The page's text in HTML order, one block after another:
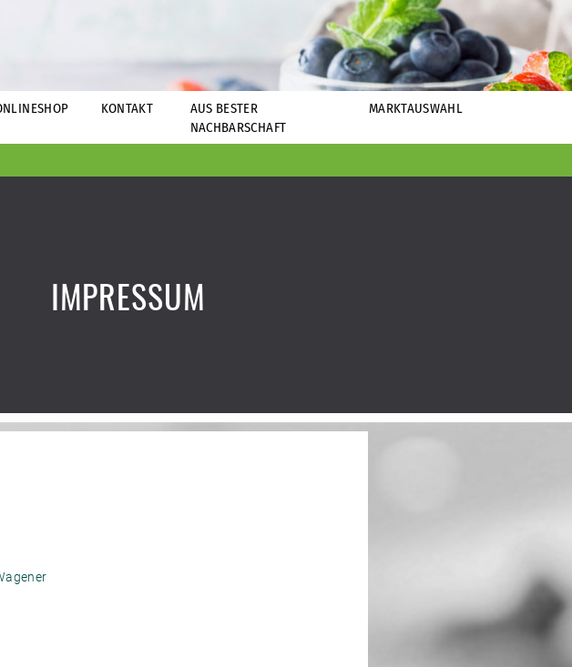
KONTAKT
AUS BESTER
NACHBARSCHAFT
MARKTAUSWAHL
IMPRESSUM